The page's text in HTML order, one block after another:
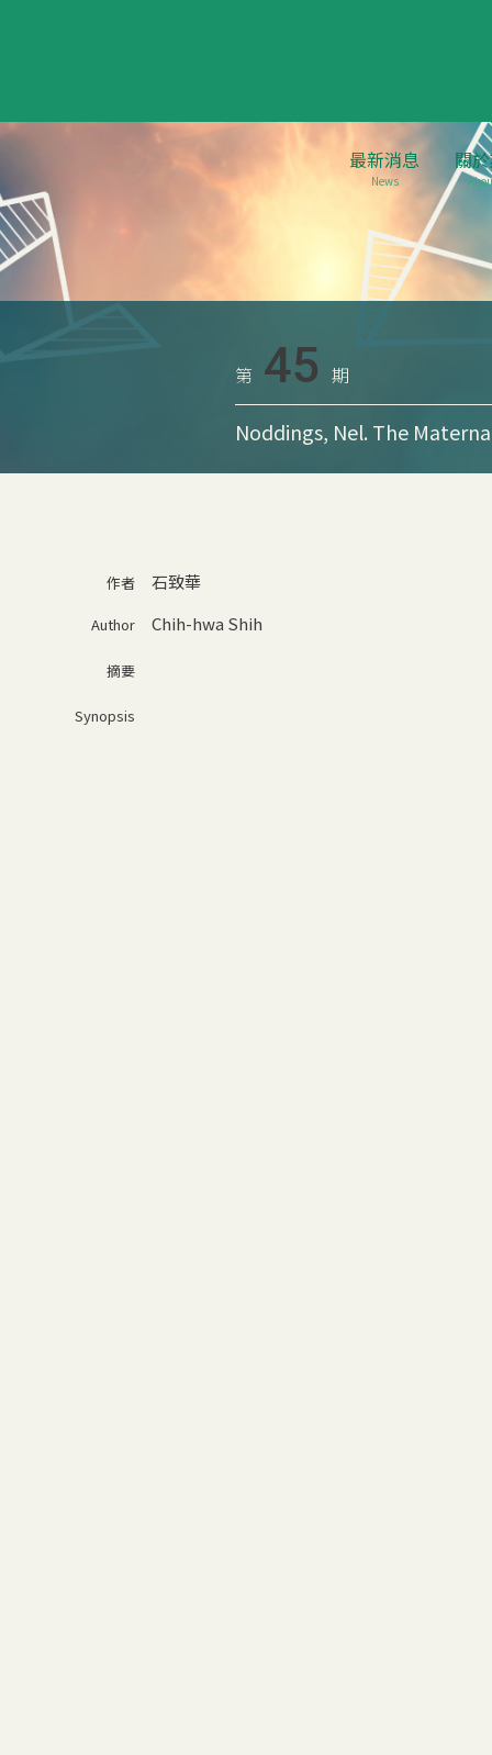
最新消息
News
關
第 45 期
Noddings, Nel. The
作者 石致華
Author Chih-hwa Shih
摘要
Synopsis